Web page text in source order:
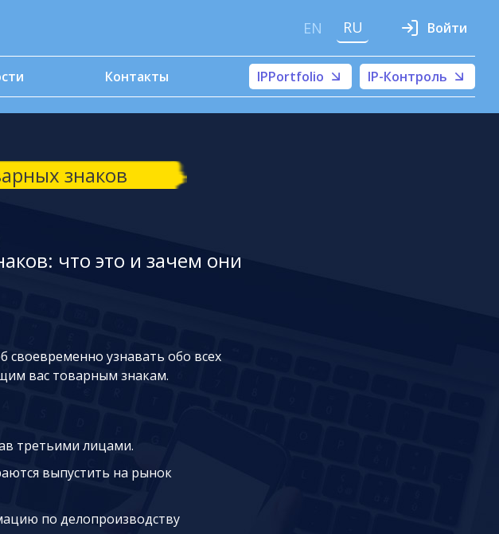
EN RU Войти
Контакты IPPortfolio IP-Контроль
знаков
что это и зачем они
своевременно узнавать обо всех
вас товарным знакам.
третьими лицами.
выпустить на рынок
по делопроизводству